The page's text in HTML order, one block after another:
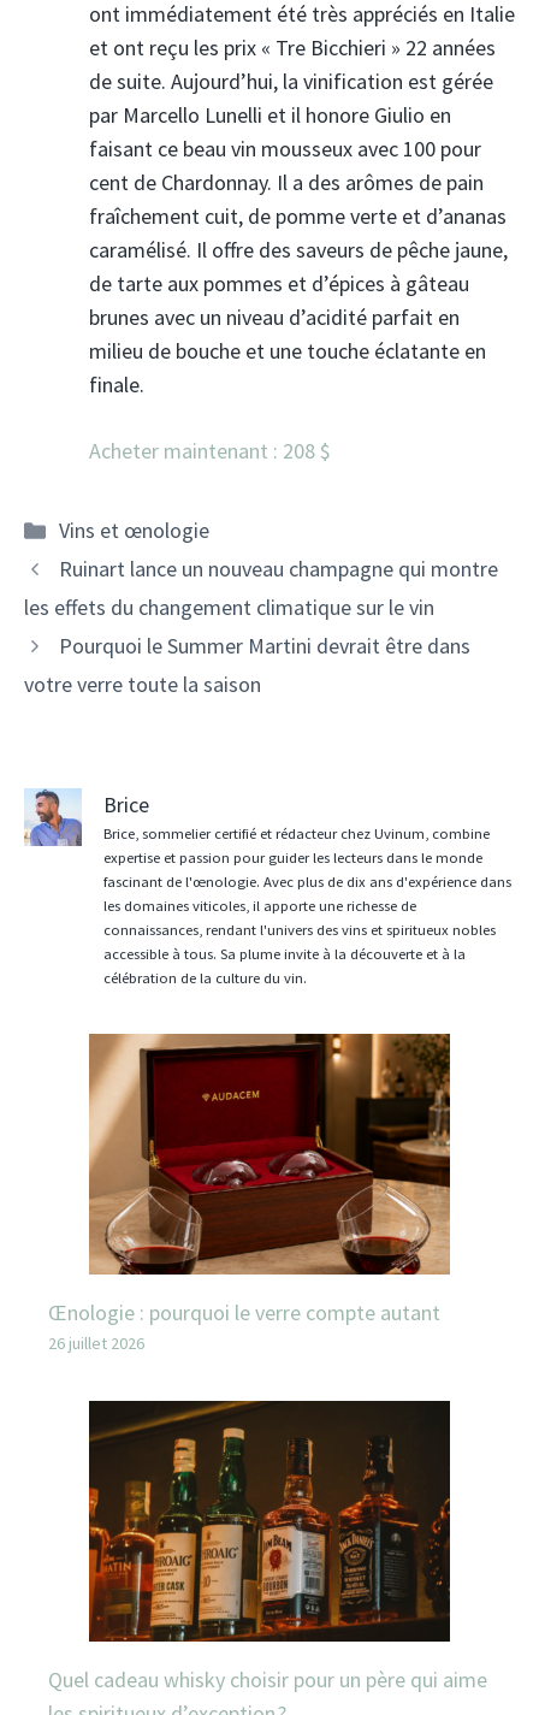
ont immédiatement été très appréciés en Italie
et ont reçu les prix « Tre Bicchieri » 22 années
de suite. Aujourd’hui, la vinification est gérée
par Marcello Lunelli et il honore Giulio en
faisant ce beau vin mousseux avec 100 pour
cent de Chardonnay. Il a des arômes de pain
fraîchement cuit, de pomme verte et d’ananas
caramélisé. Il offre des saveurs de pêche jaune,
de tarte aux pommes et d’épices à gâteau
brunes avec un niveau d’acidité parfait en
milieu de bouche et une touche éclatante en
finale.
Acheter maintenant : 208 $
Catégories
Vins et œnologie
Navigation
des
Ruinart lance un nouveau champagne qui montre
les effets du changement climatique sur le vin
Pourquoi le Summer Martini devrait être dans
votre verre toute la saison
Brice
Brice, sommelier certifié et rédacteur chez Uvinum, combine
expertise et passion pour guider les lecteurs dans le monde
fascinant de l'œnologie. Avec plus de dix ans d'expérience dans
les domaines viticoles, il apporte une richesse de
connaissances, rendant l'univers des vins et spiritueux nobles
accessible à tous. Sa plume invite à la découverte et à la
célébration de la culture du vin.
Œnologie : pourquoi le verre compte autant
26 juillet 2026
Quel cadeau whisky choisir pour un père qui aime